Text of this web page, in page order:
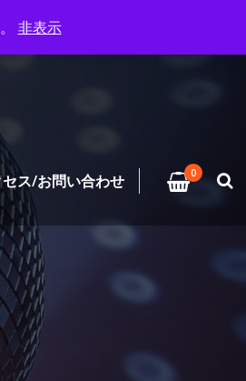
ス/お問い合わせ 0
非表示